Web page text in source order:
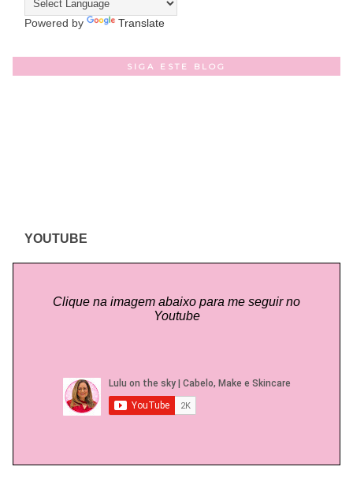
Powered by Translate
SIGA ESTE BLOG
YOUTUBE
Clique na imagem abaixo para me seguir no
Youtube